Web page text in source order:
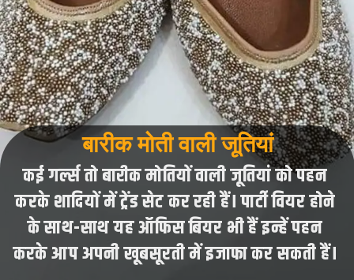
बारीक मोती वाली जूतियां
कई गर्ल्स तो बारीक मोतियों वाली जूतियां को पहन
करके शादियों में ट्रेंड सेट कर रही हैं। पार्टी वियर होने
के साथ-साथ यह ऑफिस बियर भी हैं इन्हें पहन
करके आप अपनी खूबसूरती में इजाफा कर सकती हैं।